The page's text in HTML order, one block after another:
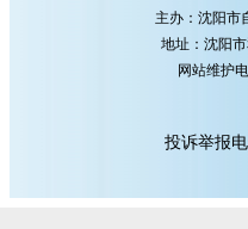
主办：沈阳市
地址：沈阳
网站维护
投诉举报